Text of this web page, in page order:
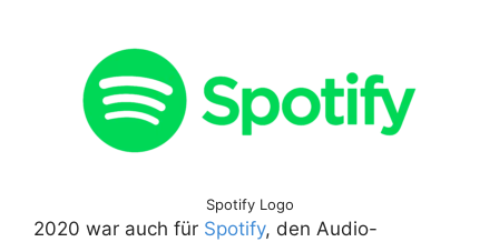
Spotify Logo
2020 war auch für Spotify, den Audio-